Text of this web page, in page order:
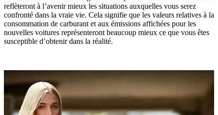
reflèteront à l’avenir mieux les situations auxquelles vous serez
confronté dans la vraie vie. Cela signifie que les valeurs relatives à la
consommation de carburant et aux émissions affichées pour les
nouvelles voitures représenteront beaucoup mieux ce que vous êtes
susceptible d’obtenir dans la réalité.